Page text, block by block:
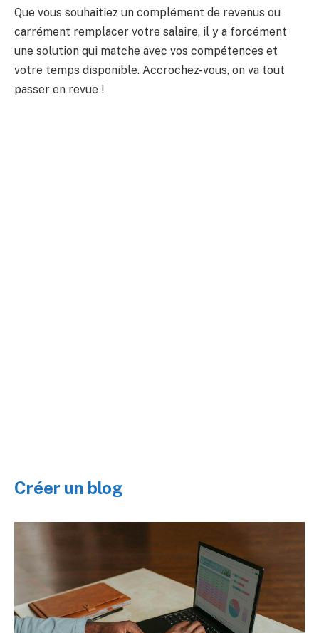
Que vous souhaitiez un complément de revenus ou
carrément remplacer votre salaire, il y a forcément
une solution qui matche avec vos compétences et
votre temps disponible. Accrochez-vous, on va tout
passer en revue !
Créer un blog